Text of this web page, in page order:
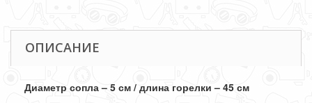
ОПИСАНИЕ
Диаметр сопла – 5 см / длина горелки – 45 см